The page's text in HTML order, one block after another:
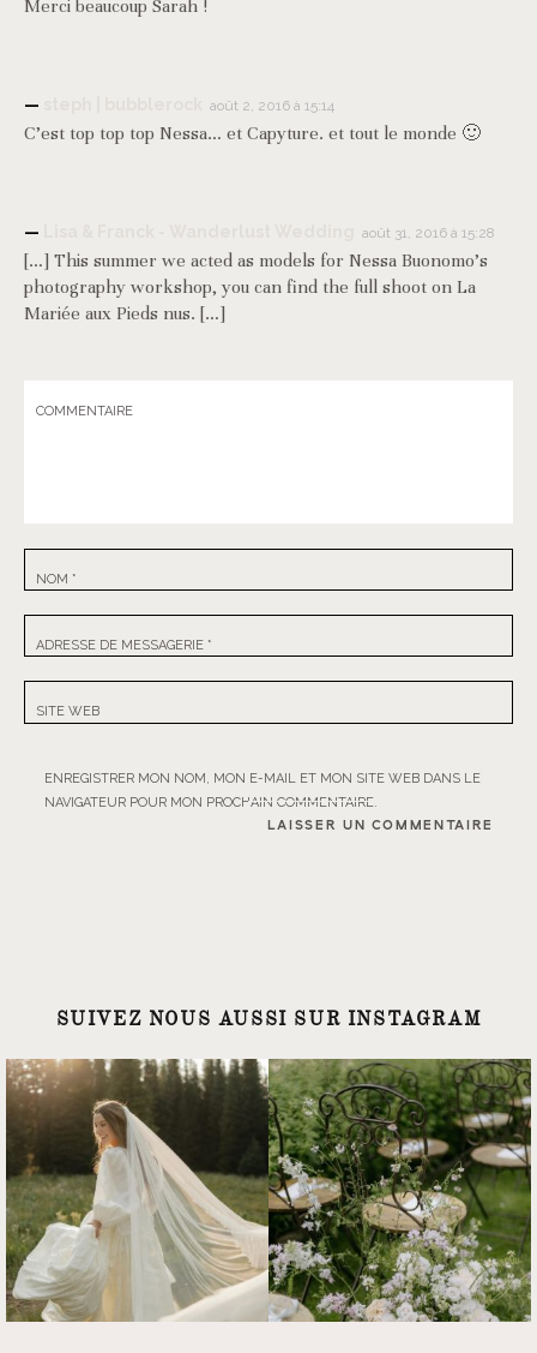
Merci beaucoup Sarah !
août 2, 2016 à 15:14
C’est top top top Nessa… et Capyture. et tout le monde 🙂
août 31, 2016 à 15:28
[…] This summer we acted as models for Nessa Buonomo’s
photography workshop, you can find the full shoot on La
Mariée aux Pieds nus. […]
COMMENTAIRE
NOM *
ADRESSE DE MESSAGERIE *
SITE WEB
ENREGISTRER MON NOM, MON E-MAIL ET MON SITE WEB DANS LE
NAVIGATEUR POUR MON PROCHAIN COMMENTAIRE.
SUIVEZ NOUS AUSSI SUR INSTAGRAM